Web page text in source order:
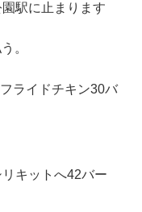
駅に止まります
。
ライドチキン30バ
キットへ42バー